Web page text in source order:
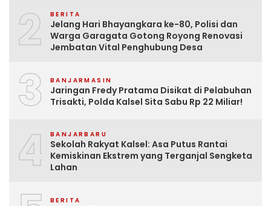
2 BERITA
Jelang Hari Bhayangkara ke-80, Polisi dan
Warga Garagata Gotong Royong Renovasi
Jembatan Vital Penghubung Desa
3 BANJARMASIN
Jaringan Fredy Pratama Disikat di Pelabuhan
Trisakti, Polda Kalsel Sita Sabu Rp 22 Miliar!
4 BANJARBARU
Sekolah Rakyat Kalsel: Asa Putus Rantai
Kemiskinan Ekstrem yang Terganjal Sengketa
Lahan
BERITA